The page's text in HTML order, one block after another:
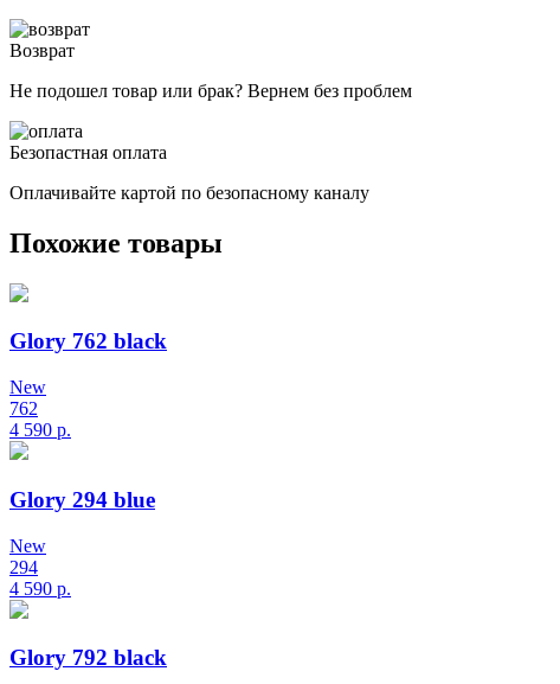
Возврат
Не подошел товар или брак? Вернем без проблем
Безопастная оплата
Оплачивайте картой по безопасному каналу
Похожие товары
Glory 762 black
New
762
4 590 р.
Glory 294 blue
New
294
4 590 р.
Glory 792 black